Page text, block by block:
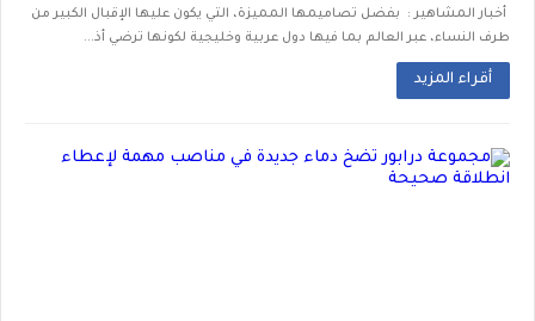
أخبار المشاهير : بفضل تصاميمها المميزة، التي يكون عليها الإقبال الكبير من
طرف النساء، عبر العالم بما فيها دول عربية وخليجية لكونها ترضي أذ...
أقراء المزيد